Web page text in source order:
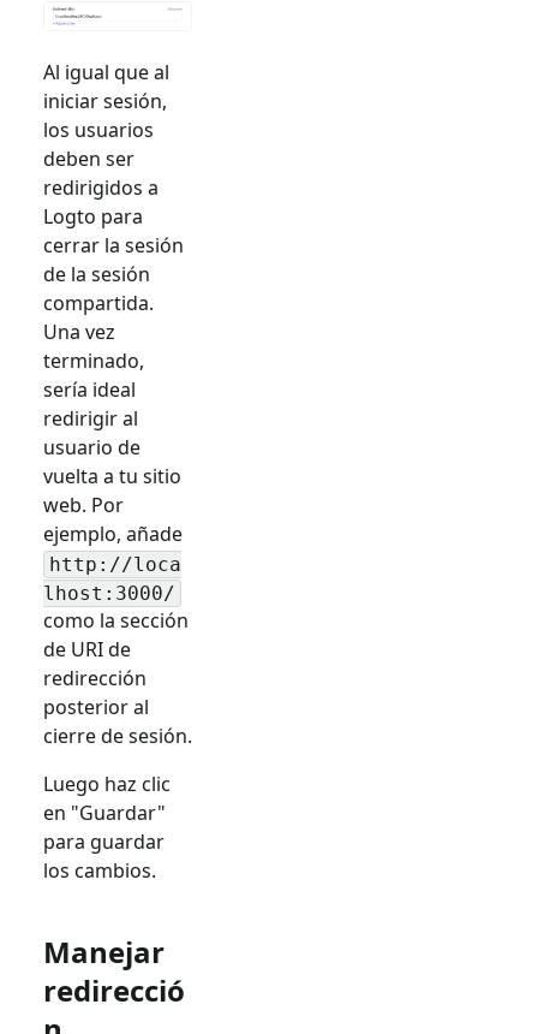
Al igual que al
iniciar sesión,
los usuarios
deben ser
redirigidos a
Logto para
cerrar la sesión
de la sesión
compartida.
Una vez
terminado,
sería ideal
redirigir al
usuario de
vuelta a tu sitio
web. Por
ejemplo, añade
http://loca
lhost:3000/
como la sección
de URI de
redirección
posterior al
cierre de sesión.
Luego haz clic
en "Guardar"
para guardar
los cambios.
Manejar
redirecció